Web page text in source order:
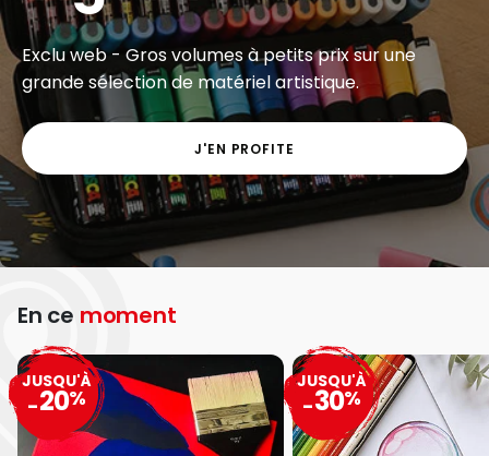
Exclu web - Gros volumes à petits prix sur une
grande sélection de matériel artistique.
J'EN PROFITE
En ce moment
JUSQU'À
-20%
JUSQU'À
-30%